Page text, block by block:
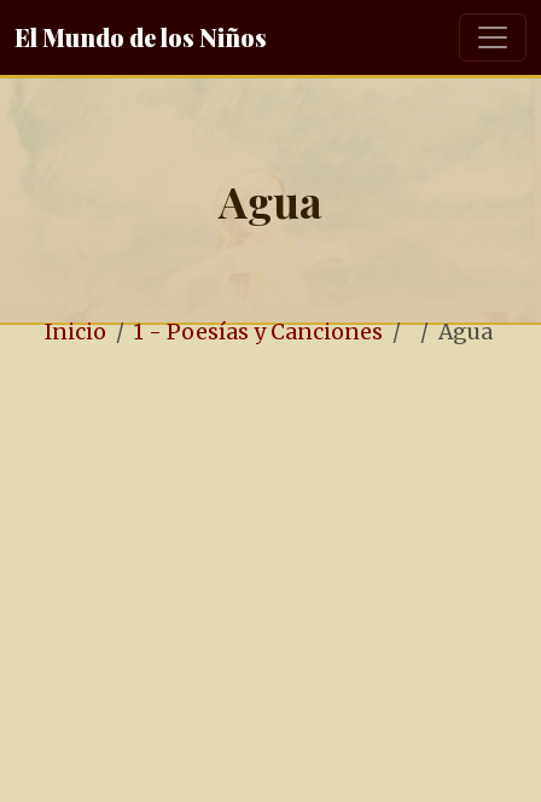
El Mundo de los Niños
Agua
Inicio 1 - Poesías y Canciones Agua